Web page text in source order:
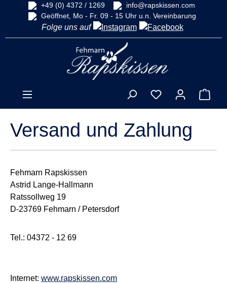
springen
+49 (0) 4372 / 1269
info@rapskissen.com
Geöffnet, Mo - Fr. 09 - 15 Uhr u.n. Vereinbarung
Folge uns auf
Du hast 0
Versand und Zahlung
Fehmarn Rapskissen
Astrid Lange-Hallmann
Ratssollweg 19
D-23769 Fehmarn / Petersdorf
Tel.: 04372 - 12 69
Internet: www.rapskissen.com